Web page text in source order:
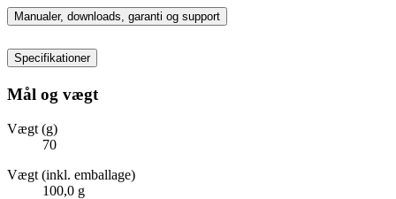
Manualer, downloads, garanti og support
Specifikationer
Mål og vægt
Vægt (g)
70
Vægt (inkl. emballage)
100,0 g